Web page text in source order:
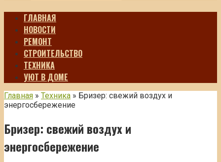
ГЛАВНАЯ
НОВОСТИ
РЕМОНТ
СТРОИТЕЛЬСТВО
ТЕХНИКА
УЮТ В ДОМЕ
Главная » Техника » Бризер: свежий воздух и
энергосбережение
Бризер: свежий воздух и
энергосбережение